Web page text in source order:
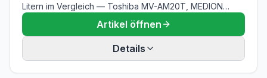
Litern im Vergleich — Toshiba MV-AM20T, MEDION
MD12011, LG MH6535GDS mit 900-W-Quarzgrill,
Samsung MS2AK3515AS und Toshiba MW2-MM20PF.
Rangfolge nach Aufpreis gegen Mehrwert statt nach
Sternen, mit offengelegter Stromkostenrechnung,
Artikel öffnen
Details